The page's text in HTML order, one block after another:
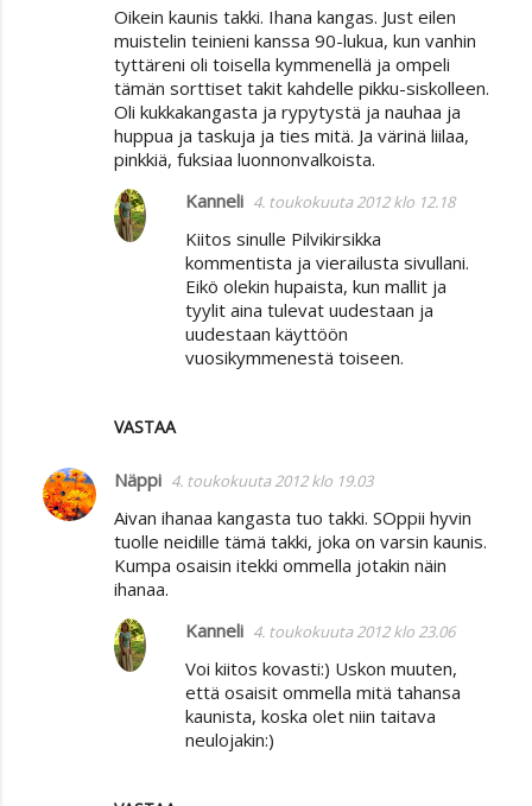
Oikein kaunis takki. Ihana kangas. Just eilen
muistelin teinieni kanssa 90-lukua, kun vanhin
tyttäreni oli toisella kymmenellä ja ompeli
tämän sorttiset takit kahdelle pikku-siskolleen.
Oli kukkakangasta ja rypytystä ja nauhaa ja
huppua ja taskuja ja ties mitä. Ja värinä liilaa,
pinkkiä, fuksiaa luonnonvalkoista.
VASTAA
Kanneli 4. toukokuuta 2012 klo 12.18
Kiitos sinulle Pilvikirsikka
kommentista ja vierailusta sivullani.
Eikö olekin hupaista, kun mallit ja
tyylit aina tulevat uudestaan ja
uudestaan käyttöön
vuosikymmenestä toiseen.
Näppi 4. toukokuuta 2012 klo 19.03
Aivan ihanaa kangasta tuo takki. SOppii hyvin
tuolle neidille tämä takki, joka on varsin kaunis.
Kumpa osaisin itekki ommella jotakin näin
ihanaa.
Kanneli 4. toukokuuta 2012 klo 23.06
Voi kiitos kovasti:) Uskon muuten,
että osaisit ommella mitä tahansa
kaunista, koska olet niin taitava
neulojakin:)